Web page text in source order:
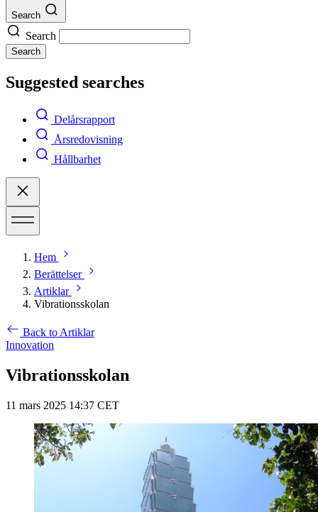
Search
Search
Search
Suggested searches
Delårsrapport
Årsredovisning
Hållbarhet
Hem
Berättelser
Artiklar
Vibrationsskolan
Back to Artiklar
Innovation
Vibrationsskolan
11 mars 2025 14:37 CET